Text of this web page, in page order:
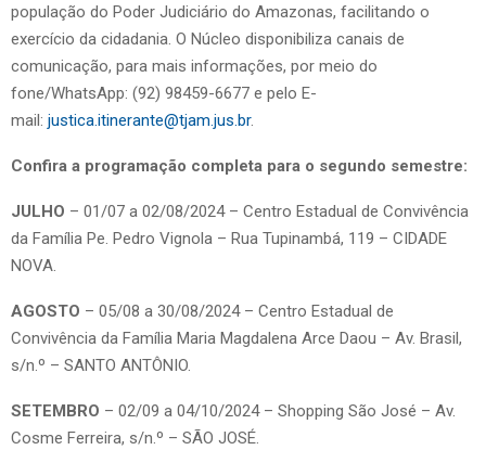
população do Poder Judiciário do Amazonas, facilitando o
exercício da cidadania. O Núcleo disponibiliza canais de
comunicação, para mais informações, por meio do
fone/WhatsApp: (92) 98459-6677 e pelo E-
mail: justica.itinerante@tjam.jus.br.
Confira a programação completa para o segundo semestre:
JULHO – 01/07 a 02/08/2024 – Centro Estadual de Convivência
da Família Pe. Pedro Vignola – Rua Tupinambá, 119 – CIDADE
NOVA.
AGOSTO – 05/08 a 30/08/2024 – Centro Estadual de
Convivência da Família Maria Magdalena Arce Daou – Av. Brasil,
s/n.º – SANTO ANTÔNIO.
SETEMBRO – 02/09 a 04/10/2024 – Shopping São José – Av.
Cosme Ferreira, s/n.º – SÃO JOSÉ.